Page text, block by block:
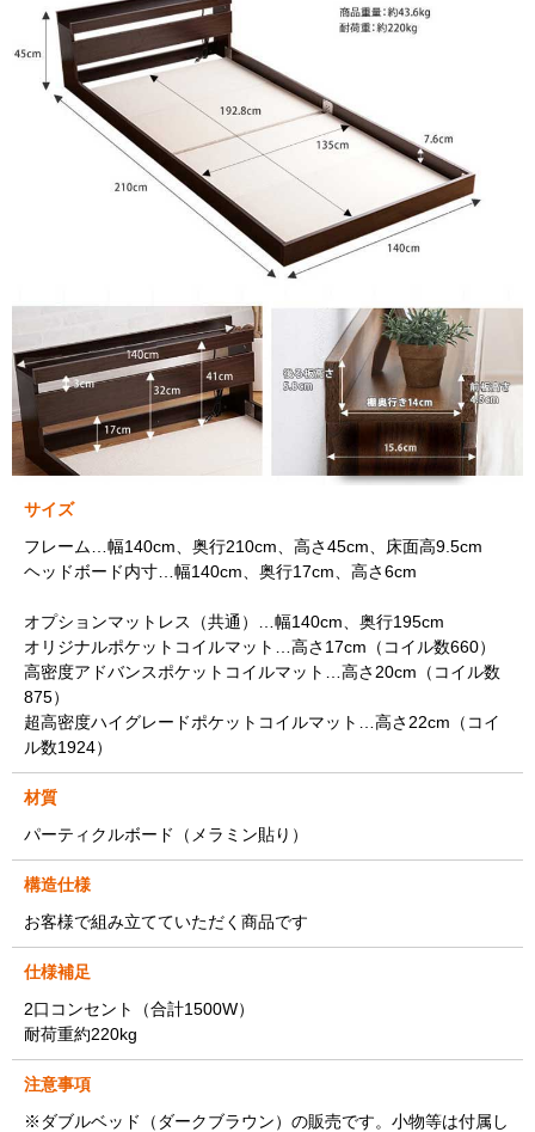
サイズ
フレーム…幅140cm、奥行210cm、高さ45cm、床面高9.5cm
ヘッドボード内寸…幅140cm、奥行17cm、高さ6cm
オプションマットレス（共通）…幅140cm、奥行195cm
オリジナルポケットコイルマット…高さ17cm（コイル数660）
高密度アドバンスポケットコイルマット…高さ20cm（コイル数
875）
超高密度ハイグレードポケットコイルマット…高さ22cm（コイ
ル数1924）
材質
パーティクルボード（メラミン貼り）
構造仕様
お客様で組み立てていただく商品です
仕様補足
2口コンセント（合計1500W）
耐荷重約220kg
注意事項
※ダブルベッド（ダークブラウン）の販売です。小物等は付属し